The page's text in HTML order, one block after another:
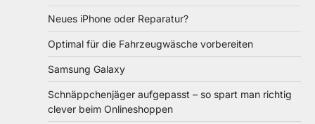
Neues iPhone oder Reparatur?
Optimal für die Fahrzeugwäsche vorbereiten
Samsung Galaxy
Schnäppchenjäger aufgepasst – so spart man richtig
clever beim Onlineshoppen